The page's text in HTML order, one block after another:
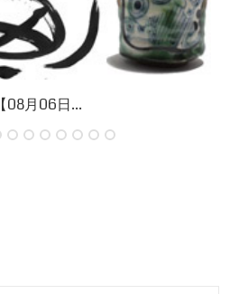
【08月06日...